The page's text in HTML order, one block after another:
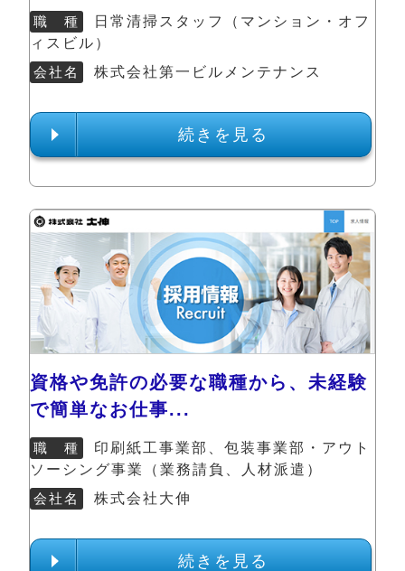
職 種
日常清掃スタッフ（マンション・オフ
ィスビル）
会社名
株式会社第一ビルメンテナンス
続きを見る
資格や免許の必要な職種から、未経験
で簡単なお仕事...
職 種
印刷紙工事業部、包装事業部・アウト
ソーシング事業（業務請負、人材派遣）
会社名
株式会社大伸
続きを見る